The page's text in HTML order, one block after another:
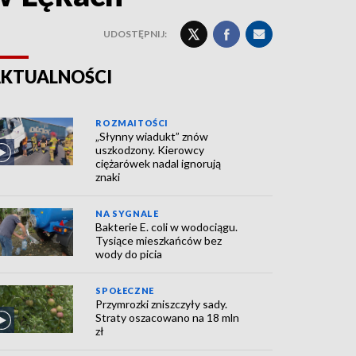
UDOSTĘPNIJ:
ROZMAITOŚCI
„Słynny wiadukt” znów
uszkodzony. Kierowcy
ciężarówek nadal ignorują
znaki
NA SYGNALE
Bakterie E. coli w wodociągu.
Tysiące mieszkańców bez
wody do picia
SPOŁECZNE
Przymrozki zniszczyły sady.
Straty oszacowano na 18 mln
zł